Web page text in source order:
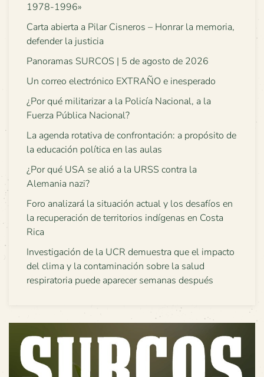
1978-1996»
Carta abierta a Pilar Cisneros – Honrar la memoria,
defender la justicia
Panoramas SURCOS | 5 de agosto de 2026
Un correo electrónico EXTRAÑO e inesperado
¿Por qué militarizar a la Policía Nacional, a la
Fuerza Pública Nacional?
La agenda rotativa de confrontación: a propósito de
la educación política en las aulas
¿Por qué USA se alió a la URSS contra la
Alemania nazi?
Foro analizará la situación actual y los desafíos en
la recuperación de territorios indígenas en Costa
Rica
Investigación de la UCR demuestra que el impacto
del clima y la contaminación sobre la salud
respiratoria puede aparecer semanas después